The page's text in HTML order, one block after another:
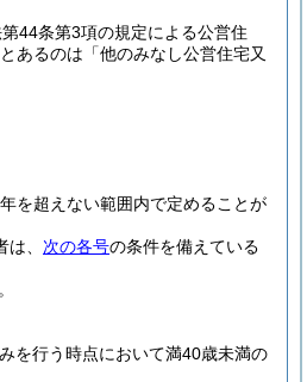
44条第3項の規定による公営住
あるのは「他のみなし公営住宅又
を超えない範囲内で定めることが
、 次の各号の条件を備えている
を行う時点において満40歳未満の